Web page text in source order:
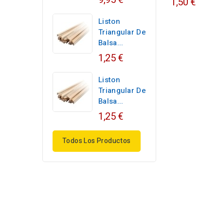
Liston
Triangular De
Balsa...
1,25 €
Liston
Triangular De
Balsa...
1,25 €
Todos Los Productos